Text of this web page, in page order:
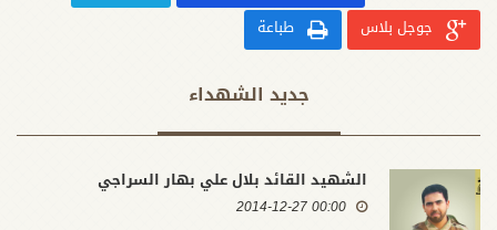
جوجل بلاس
طباعة
جدید الشهداء
الشهيد القائد بلال علي بهار السراجي
00:00 2014-12-27